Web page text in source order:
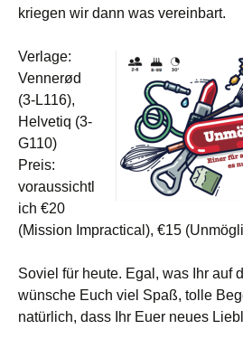
kriegen wir dann was vereinbart.
Verlage:
Vennerød
(3-L116),
Helvetiq (3-
G110)
Preis:
voraussichtl
ich €20
(Mission Impractical), €15
Soviel für heute. Egal, was Ihr auf
wünsche Euch viel Spaß, tolle
natürlich, dass Ihr Euer neues